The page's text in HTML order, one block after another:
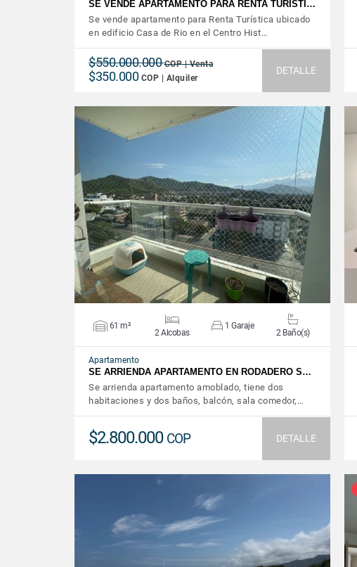
SE VENDE APARTAMENTO PARA RENTA TURÍSTI…
Se vende apartamento para Renta Turística ubicado
en edificio Casa de Rio en el Centro Hist…
$550.000.000COP | Venta
$350.000 COP | Alquiler
DETALLE
VER DETALLES
61 m²
2 Alcobas
1 Garaje
2 Baño(s)
Apartamento
SE ARRIENDA APARTAMENTO EN RODADERO S…
Se arrienda apartamento amoblado, tiene dos
habitaciones y dos baños, balcón, sala comedor,…
$2.800.000 COP DETALLE